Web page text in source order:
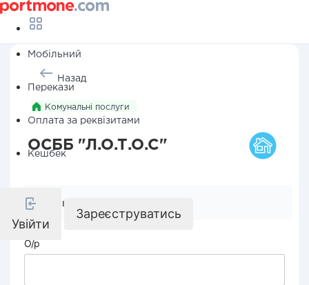
Мобільний
Перекази
Оплата за реквізитами
Кешбек
Увійти
Зареєструватись
Назад
Комунальні послуги
ОСББ "Л.О.Т.О.С"
Реквізити компанії
О/р